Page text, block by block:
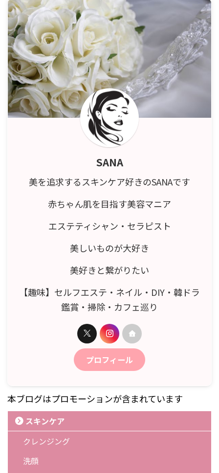
SANA
美を追求するスキンケア好きのSANAです
赤ちゃん肌を目指す美容マニア
エステティシャン・セラピスト
美しいものが大好き
美好きと繋がりたい
【趣味】セルフエステ・ネイル・DIY・韓ドラ
鑑賞・掃除・カフェ巡り
プロフィール
本ブログはプロモーションが含まれています
スキンケア
クレンジング
洗顔